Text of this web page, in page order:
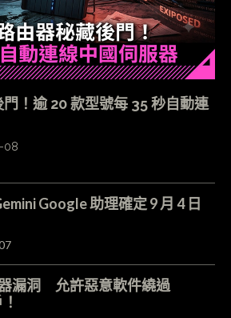
！逾 20 款型號每 35 秒自動連
08
Google 助理確定 9 月 4 日
漏洞 允許惡意軟件繞過